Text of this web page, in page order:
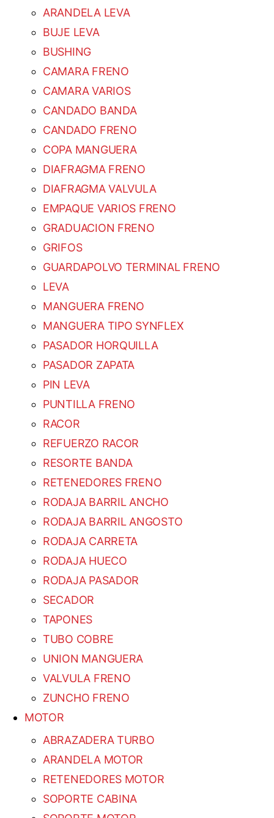
ARANDELA LEVA
BUJE LEVA
BUSHING
CAMARA FRENO
CAMARA VARIOS
CANDADO BANDA
CANDADO FRENO
COPA MANGUERA
DIAFRAGMA FRENO
DIAFRAGMA VALVULA
EMPAQUE VARIOS FRENO
GRADUACION FRENO
GRIFOS
GUARDAPOLVO TERMINAL FRENO
LEVA
MANGUERA FRENO
MANGUERA TIPO SYNFLEX
PASADOR HORQUILLA
PASADOR ZAPATA
PIN LEVA
PUNTILLA FRENO
RACOR
REFUERZO RACOR
RESORTE BANDA
RETENEDORES FRENO
RODAJA BARRIL ANCHO
RODAJA BARRIL ANGOSTO
RODAJA CARRETA
RODAJA HUECO
RODAJA PASADOR
SECADOR
TAPONES
TUBO COBRE
UNION MANGUERA
VALVULA FRENO
ZUNCHO FRENO
MOTOR
ABRAZADERA TURBO
ARANDELA MOTOR
RETENEDORES MOTOR
SOPORTE CABINA